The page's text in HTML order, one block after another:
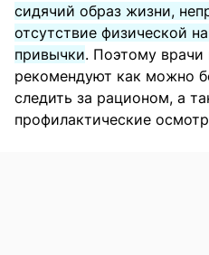
сидячий образ жизни,
отсутствие физической
привычки. Поэтому врачи
рекомендуют как можно
следить за рационом, а
профилактические